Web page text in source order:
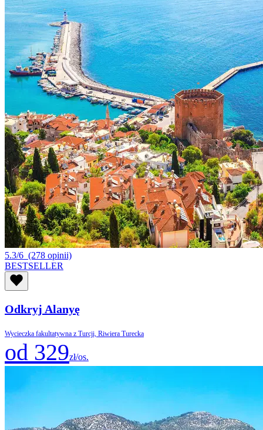
5.3/6 (278 opinii)
BESTSELLER
Odkryj Alanyę
Wycieczka fakultatywna z Turcji, Riwiera Turecka
od 329zł/os.